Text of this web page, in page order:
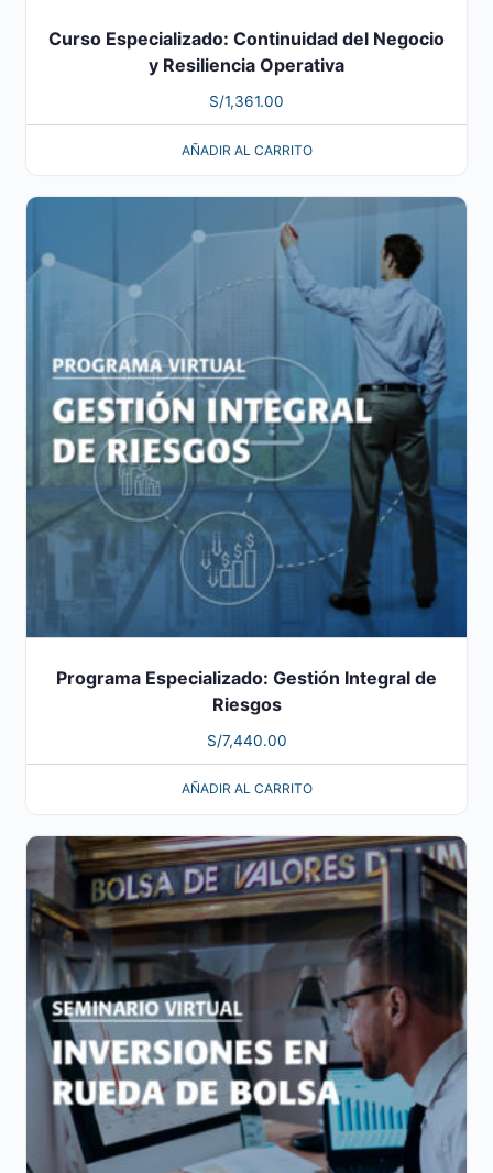
Curso Especializado: Continuidad del Negocio
y Resiliencia Operativa
S/1,361.00
AÑADIR AL CARRITO
Programa Especializado: Gestión Integral de
Riesgos
S/7,440.00
AÑADIR AL CARRITO